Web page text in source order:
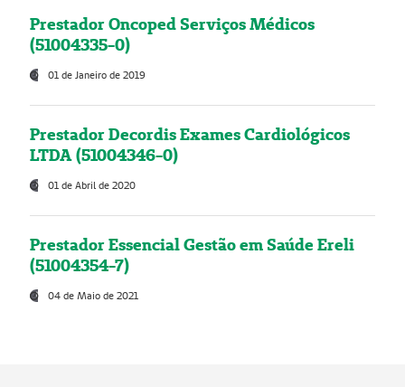
Prestador Oncoped Serviços Médicos
(51004335-0)
01 de Janeiro de 2019
Prestador Decordis Exames Cardiológicos
LTDA (51004346-0)
01 de Abril de 2020
Prestador Essencial Gestão em Saúde Ereli
(51004354-7)
04 de Maio de 2021